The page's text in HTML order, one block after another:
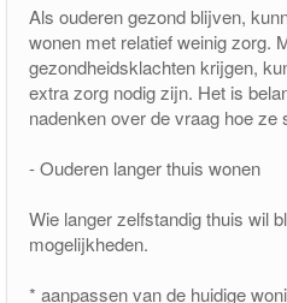
Groepen
pakketfraude
Als ouderen gezond blijven,
wonen met relatief weinig zorg.
gezondheidsklachten krijgen,
extra zorg nodig zijn. Het is
nadenken over de vraag hoe ze
- Ouderen langer thuis wonen
Wie langer zelfstandig thuis wil
mogelijkheden.
* aanpassen van de huidige